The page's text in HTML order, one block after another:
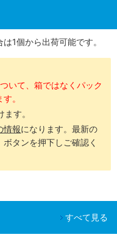
1個から出荷可能です。
いて、箱ではなくパック
。
す。
情報になります。最新の
タンを押下しご確認く
すべて見る